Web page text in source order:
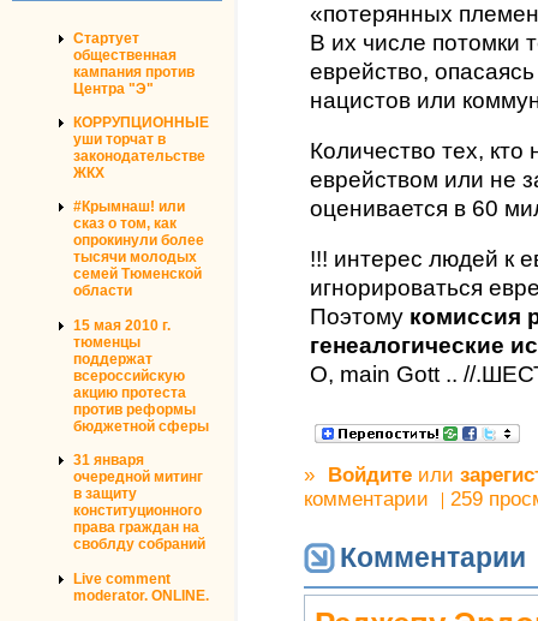
Стартует
общественная
кампания против
Центра "Э"
КОРРУПЦИОННЫЕ
уши торчат в
законодательстве
ЖКХ
#Крымнаш! или
сказ о том, как
опрокинули более
тысячи молодых
семей Тюменской
области
15 мая 2010 г.
тюменцы
поддержат
всероссийскую
акцию протеста
против реформы
бюджетной сферы
31 января
очередной митинг
в защиту
конституционного
права граждан на
своблду собраний
Live comment
moderator. ONLINE.
«потерянных
В их числе потомки
еврейство,
нацистов или
Количество тех, кто
еврейством или не
оценивается в 60
!!! интерес людей к
игнорироваться
Поэтому комиссия
генеалогические
О, main Gott .. //
» Войдите или
комментарии
259
Комментарии